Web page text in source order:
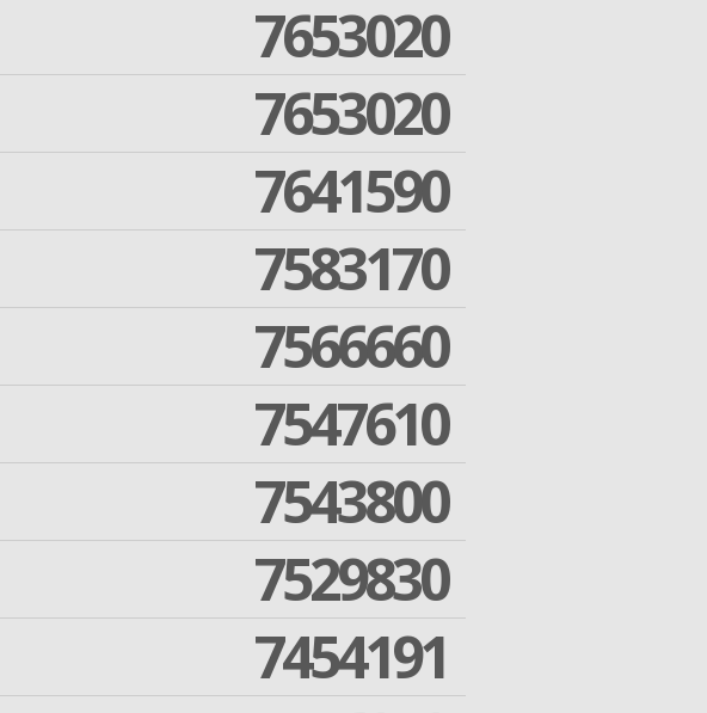
7653020
7653020
7641590
7583170
7566660
7547610
7543800
7529830
7454191